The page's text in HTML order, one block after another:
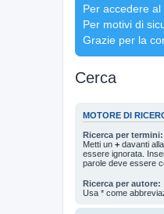
Per accedere al
Per motivi di
Grazie per la
Cerca
MOTORE DI
Ricerca per termini:
Metti un + davanti
essere ignorata.
parole deve essere
Ricerca per autore:
Usa * come